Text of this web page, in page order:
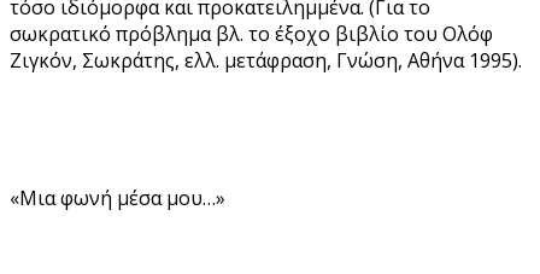
τόσο ιδιόμορφα και προκατειλημμένα. (Για το
σωκρατικό πρόβλημα βλ. το έξοχο βιβλίο του Ολόφ
Ζιγκόν, Σωκράτης, ελλ. μετάφραση, Γνώση, Αθήνα 1995).
«Mια φωνή μέσα μου…»